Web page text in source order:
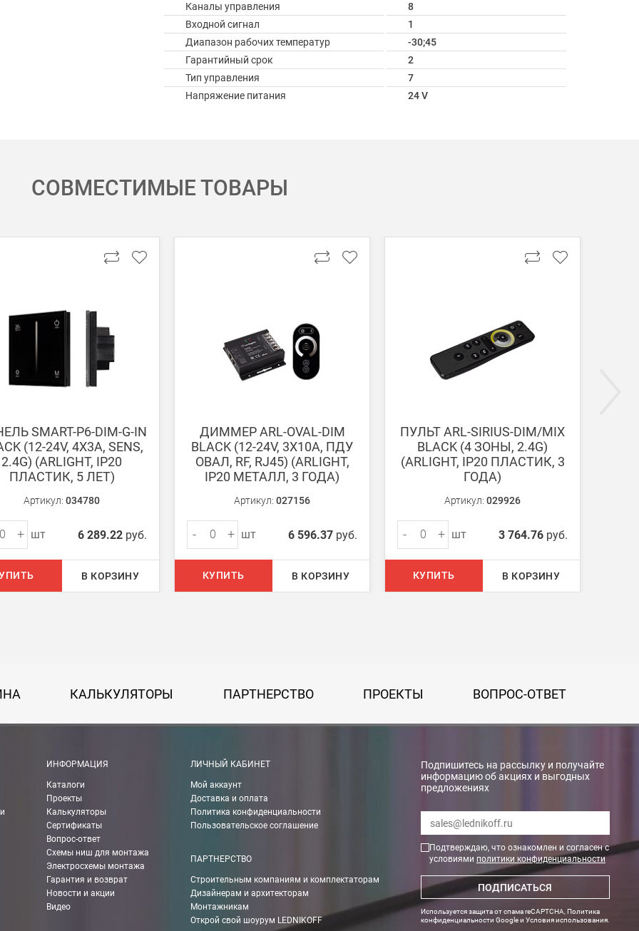
Каналы управления
8
Входной сигнал
1
Диапазон рабочих температур
-30;45
Гарантийный срок
2
Тип управления
7
Напряжение питания
24 V
в любом удобном Вам банке.
для уточнения даты доставки. Обратите внимание, что деньги поступают на наш счет в течении 3-5 дней.
руб.
индивидуально, согласно габаритам и весу груза.
Boxberry. При оформлении заказа выберете «Доставка Boxberry»
в другие города России.
СОВМЕСТИМЫЕ ТОВАРЫ
SMART-P6-DIM-G-IN
(12-24V, 4X3A, SENS,
2.4G) (ARLIGHT, IP20
ПЛАСТИК, 5 ЛЕТ)
Артикул: 034780
+ шт 6 289.22 руб.
В КОРЗИНУ
ДИММЕР ARL-OVAL-DIM
BLACK (12-24V, 3X10A, ПДУ
ОВАЛ, RF, RJ45) (ARLIGHT,
IP20 МЕТАЛЛ, 3 ГОДА)
Артикул: 027156
- + шт 6 596.37 руб.
КУПИТЬ В КОРЗИНУ
ПУЛЬТ ARL-SIRIUS-DIM/MIX
BLACK (4 ЗОНЫ, 2.4G)
(ARLIGHT, IP20 ПЛАСТИК, 3
ГОДА)
Артикул: 029926
- + шт 3 764.76 руб.
КУПИТЬ В КОРЗИНУ
КАЛЬКУЛЯТОРЫ ПАРТНЕРСТВО ПРОЕКТЫ ВОПРОС-ОТВЕТ
ИНФОРМАЦИЯ
Каталоги
Проекты
Калькуляторы
Сертификаты
Вопрос-ответ
Схемы ниш для монтажа
Электросхемы монтажа
Гарантия и возврат
Новости и акции
Видео
ЛИЧНЫЙ КАБИНЕТ
Мой аккаунт
Доставка и оплата
Политика конфиденциальности
Пользовательское соглашение
ПАРТНЕРСТВО
Строительным компаниям и комплектаторам
Дизайнерам и архитекторам
Монтажникам
Открой свой шоурум LEDNIKOFF
Подпишитесь на рассылку и получайте
информацию об акциях и выгодных
предложениях
Подтверждаю, что ознакомлен и согласен с
условиями политики конфиденциальности
ПОДПИСАТЬСЯ
Используется защита от спама reCAPTCHA, Политика
конфиденциальности Googleи Условия использования.